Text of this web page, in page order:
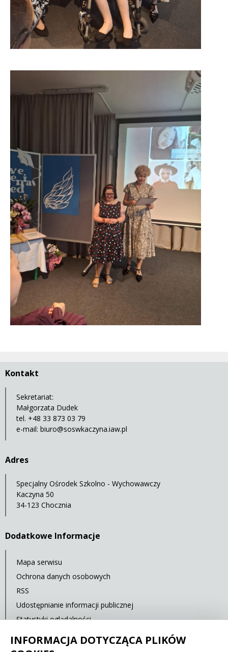
Kontakt
Sekretariat:
Małgorzata Dudek
tel. +48 33 873 03 79
e-mail: biuro@soswkaczyna.iaw.pl
Adres
Specjalny Ośrodek Szkolno - Wychowawczy
Kaczyna 50
34-123 Chocznia
Dodatkowe Informacje
Mapa serwisu
Ochrona danych osobowych
RSS
Udostępnianie informacji publicznej
Statystyki oglądalności
INFORMACJA DOTYCZĄCA PLIKÓW